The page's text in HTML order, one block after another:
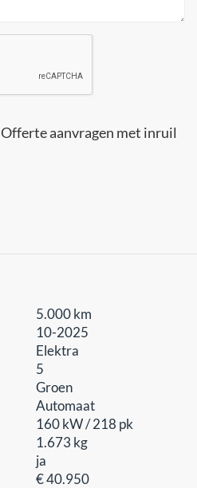
Offerte aanvragen met inruil
5.000 km
10-2025
Elektra
5
Groen
Automaat
160 kW / 218 pk
1.673 kg
ja
€ 40.950